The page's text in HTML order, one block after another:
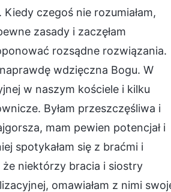
czegoś nie rozumiałam,
zasady i zaczęłam
rozsądne rozwiązania.
wdzięczna Bogu. W
w naszym kościele i kilku
Byłam przeszczęśliwa i
mam pewien potencjał i
spotykałam się z braćmi i
że niektórzy bracia i siostry
omawiałam z nimi